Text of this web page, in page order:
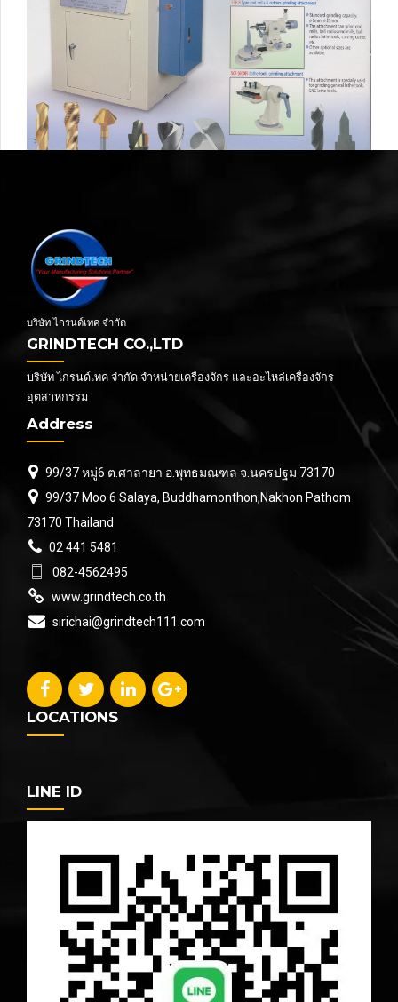
บริษัท ไกรนด์เทค จำกัด
GRINDTECH CO.,LTD
บริษัท ไกรนด์เทค จำกัด จำหน่ายเครื่องจักร และอะไหล่เครื่องจักร
อุตสาหกรรม
Address
99/37 หมู่6 ต.ศาลายา อ.พุทธมณฑล จ.นครปฐม 73170
99/37 Moo 6 Salaya, Buddhamonthon,Nakhon Pathom
73170 Thailand
02 441 5481
082-4562495
www.grindtech.co.th
sirichai@grindtech111.com
LOCATIONS
LINE ID